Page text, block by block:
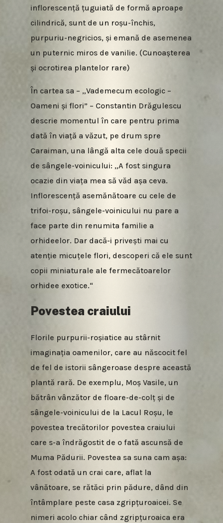
inflorescență țuguiată de formă aproape
cilindrică, sunt de un roșu-închis,
purpuriu-negricios, și emană de asemenea
un puternic miros de vanilie. (Cunoașterea
și ocrotirea plantelor rare)
În cartea sa – „Vademecum ecologic –
Oameni și flori” – Constantin Drăgulescu
descrie momentul în care pentru prima
dată în viață a văzut, pe drum spre
Caraiman, una lângă alta cele două specii
de sângele-voinicului: „A fost singura
ocazie din viața mea să văd așa ceva.
Inflorescență asemănătoare cu cele de
trifoi-roșu, sângele-voinicului nu pare a
face parte din renumita familie a
orhideelor. Dar dacă-i privești mai cu
atenție micuțele flori, descoperi că ele sunt
copii miniaturale ale fermecătoarelor
orhidee exotice.“
Povestea craiului
Florile purpurii-roșiatice au stârnit
imaginația oamenilor, care au născocit fel
de fel de istorii sângeroase despre această
plantă rară. De exemplu, Moș Vasile, un
bătrân vânzător de floare-de-colț și de
sângele-voinicului de la Lacul Roșu, le
povestea trecătorilor povestea craiului
care s-a îndrăgostit de o fată ascunsă de
Muma Pădurii. Povestea sa suna cam așa:
A fost odată un crai care, aflat la
vânătoare, se rătăci prin pădure, dând din
întâmplare peste casa zgripțuroaicei. Se
nimeri acolo chiar când zgripțuroaica era